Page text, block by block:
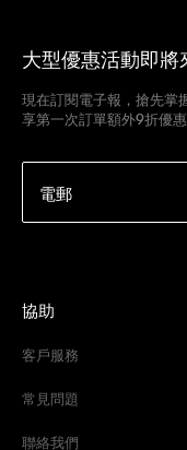
大型優惠活動即將
現在訂閱電子報，搶先掌
享第一次訂單額外9折優惠
電郵
協助
客戶服務
常見問題
聯絡我們